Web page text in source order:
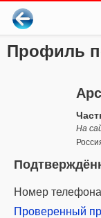
Профиль
На
Номер
Проверенный